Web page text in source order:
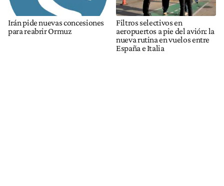
Irán pide nuevas concesiones
para reabrir Ormuz
Filtros selectivos en
aeropuertos a pie del avión: la
nueva rutina en vuelos entre
España e Italia